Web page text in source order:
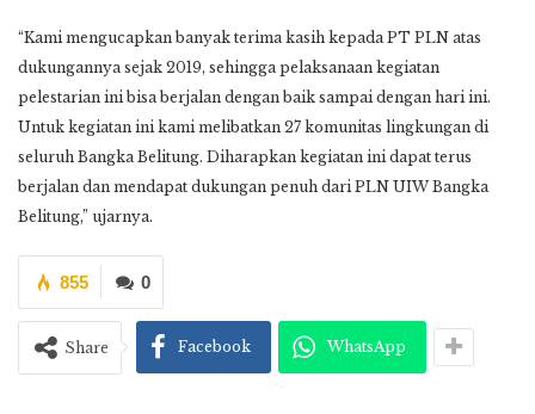
“Kami mengucapkan banyak terima kasih kepada PT PLN atas
dukungannya sejak 2019, sehingga pelaksanaan kegiatan
pelestarian ini bisa berjalan dengan baik sampai dengan hari ini.
Untuk kegiatan ini kami melibatkan 27 komunitas lingkungan di
seluruh Bangka Belitung. Diharapkan kegiatan ini dapat terus
berjalan dan mendapat dukungan penuh dari PLN UIW Bangka
Belitung,” ujarnya.
0
855
Share Facebook WhatsApp